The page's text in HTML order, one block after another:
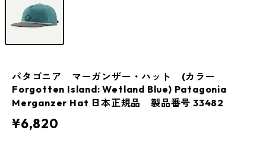
パタゴニア マーガンザー・ハット (カラー
Forgotten Island: Wetland Blue) Patagonia
Merganzer Hat 日本正規品 製品番号 33482
¥6,820